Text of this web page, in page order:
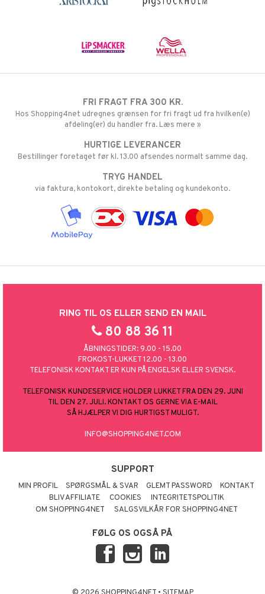
FRI FRAGT FRA 300 KR.
Hos Shopping4net udregnes grænsen for fri fragt ud fra hvilken(e)
afdeling(er) du handler fra. Læs mere »
HURTIGE LEVERANCER
Bestillinger foretaget før kl. 13.00 afsendes normalt samme dag.
TRYG HANDEL
via faktura, kontokort, direkte betaling og kundekonto.
RING TIL OS ELLER SEND EN MAIL
80 88 36 11
ÅBNINGSTIDER: 9.00 - 15.00
FROKOST-LUKKET 12.00 - 13.00
TELEFONISK KONTAKT ER KUN PÅ ENGELSK ELLER SVENSK.
TELEFONISK KUNDESERVICE HOLDER LUKKET FRA DEN 29. JUNI
TIL DEN 27. JULI. KONTAKT OS GERNE VIA E-MAIL
SÅ HJÆLPER VI DIG HURTIGST MULIGT.
INFO@SHOPPING4NET.COM
SUPPORT
MIN PROFIL SPØRGSMÅL & SVAR GLEMT PASSWORD
KONTAKT
BLIV AFFILIATE
COOKIES
INTEGRITETSPOLITIK
OM SHOPPING4NET
SALGSVILKÅR FOR SHOPPING4NET
FØLG OS OGSÅ PÅ